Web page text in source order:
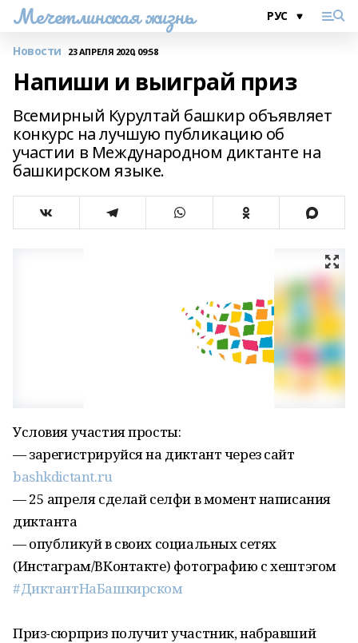
Мечетлинская жизнь
Новости 23 АПРЕЛЯ 2020, 09:58
Напиши и выиграй приз
Всемирный Курултай башкир объявляет
конкурс на лучшую публикацию об
участии в Международном диктанте на
башкирском языке.
Условия участия просты:
— зарегистрируйся на диктант через сайт
bashkdictant.ru
— 25 апреля сделай селфи в момент написания
диктанта
— опубликуй в своих социальных сетях
(Инстаграм/ВКонтакте) фотографию с хештэгом
#ДиктантНаБашкирском
Приз-сюрприз получит участник, набравший